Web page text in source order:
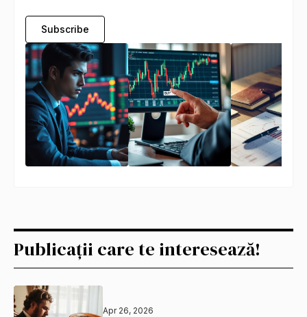
Subscribe
Publicații care te interesează!
Apr 26, 2026